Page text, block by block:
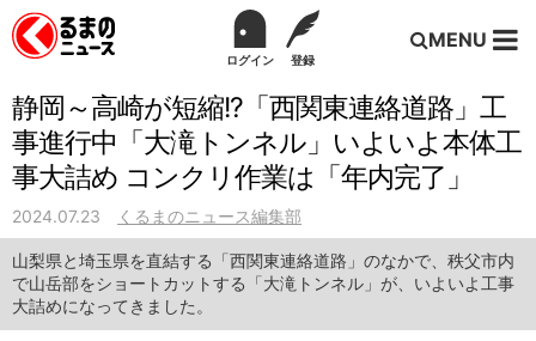
ログイン 登録
MENU
静岡～高崎が短縮!?「西関東連絡道路」工
事進行中「大滝トンネル」いよいよ本体工
事大詰め コンクリ作業は「年内完了」
2024.07.23 くるまのニュース編集部
山梨県と埼玉県を直結する「西関東連絡道路」のなかで、秩父市内
で山岳部をショートカットする「大滝トンネル」が、いよいよ工事
大詰めになってきました。